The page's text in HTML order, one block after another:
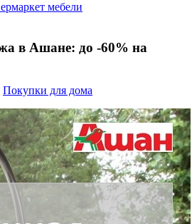
мебели
в Ашане: до -60% на
Покупки для дома